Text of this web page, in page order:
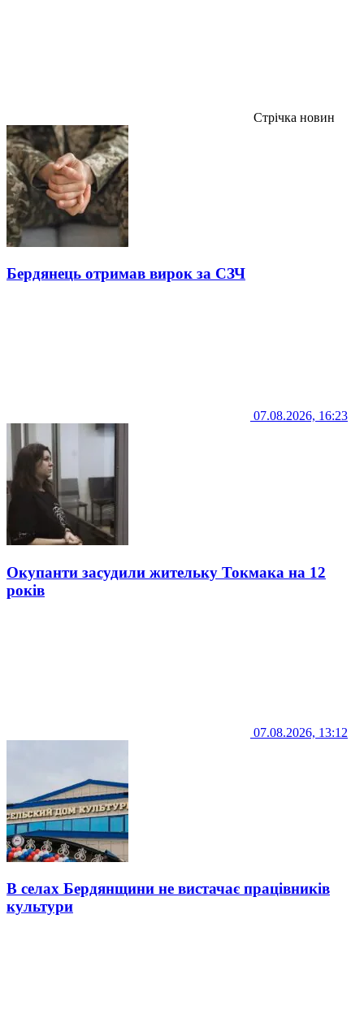
Стрічка новин
Бердянець отримав вирок за СЗЧ
07.08.2026, 16:23
Окупанти засудили жительку Токмака на 12
років
07.08.2026, 13:12
В селах Бердянщини не вистачає працівників
культури